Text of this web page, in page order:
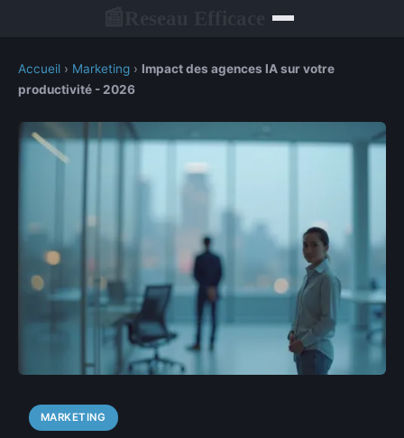
Accueil › Marketing › Impact des agences IA sur votre
productivité - 2026
MARKETING